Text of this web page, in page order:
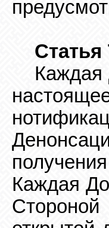
Статья
Каждая
Каждая